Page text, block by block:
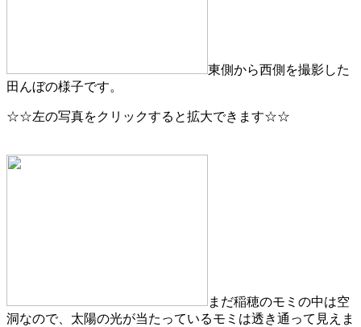
東側から西側を撮影した
田んぼの様子です。
☆☆左の写真をクリックすると拡大できます☆☆
まだ稲穂のモミの中は空
洞なので、太陽の光が当たっているモミは透き通って見えま